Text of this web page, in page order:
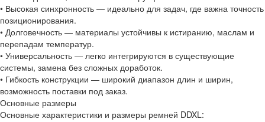
• Высокая синхронность — идеально для задач, где важна точность
позиционирования.
• Долговечность — материалы устойчивы к истиранию, маслам и
перепадам температур.
• Универсальность — легко интегрируются в существующие
системы, замена без сложных доработок.
• Гибкость конструкции — широкий диапазон длин и ширин,
возможность поставки под заказ.
Основные размеры
Основные характеристики и размеры ремней DDXL: